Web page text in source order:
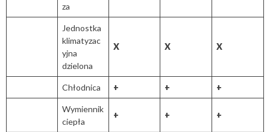
za
Jednostka
klimatyzac
yjna
dzielona
​X ​X ​X
Chłodnica + + +
Wymiennik
ciepła
+ + +